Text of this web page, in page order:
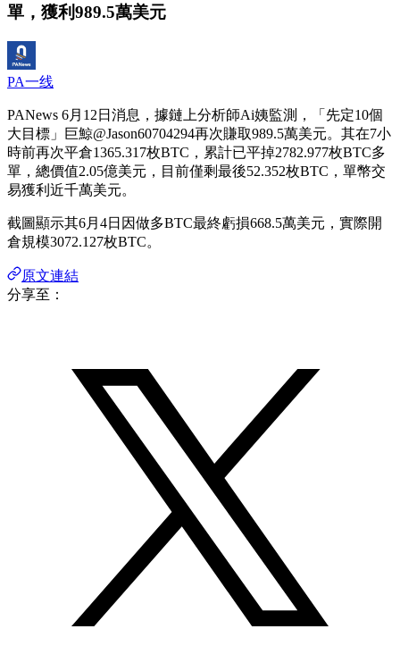
單，獲利989.5萬美元
PA一线
PANews 6月12日消息，據鏈上分析師Ai姨監測，「先定10個
大目標」巨鯨@Jason60704294再次賺取989.5萬美元。其在7小
時前再次平倉1365.317枚BTC，累計已平掉2782.977枚BTC多
單，總價值2.05億美元，目前僅剩最後52.352枚BTC，單幣交
易獲利近千萬美元。
截圖顯示其6月4日因做多BTC最終虧損668.5萬美元，實際開
倉規模3072.127枚BTC。
原文連結
分享至：